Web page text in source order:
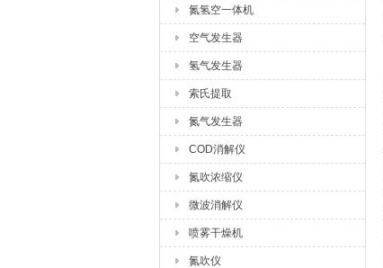
氮氢空一体机
空气发生器
氢气发生器
索氏提取
氮气发生器
COD消解仪
氮吹浓缩仪
微波消解仪
喷雾干燥机
氮吹仪